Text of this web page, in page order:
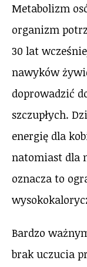
Metabolizm
organizm
30 lat
nawyków
doprowadzić
szczupłych.
energię dla
natomiast dla
oznacza to
Bardzo
brak uczucia